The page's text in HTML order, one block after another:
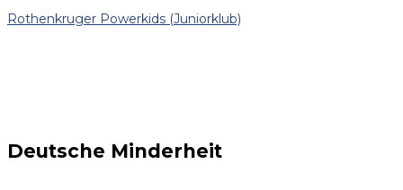
Rothenkruger Powerkids (Juniorklub)
Deutsche Minderheit